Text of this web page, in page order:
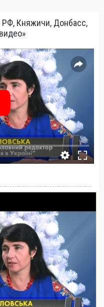
РФ, Княжичи, Донбасс,